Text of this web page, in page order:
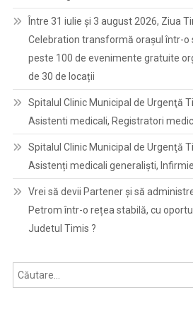
Între 31 iulie și 3 august 2026, Ziua
Celebration transformă orașul într-o
peste 100 de evenimente gratuite
de 30 de locații
Spitalul Clinic Municipal de Urgenţă
Asistenti medicali, Registratori
Spitalul Clinic Municipal de Urgenţă
Asistenți medicali generaliști,
Vrei să devii Partener și să
Petrom într-o rețea stabilă, cu
Judetul Timis ?